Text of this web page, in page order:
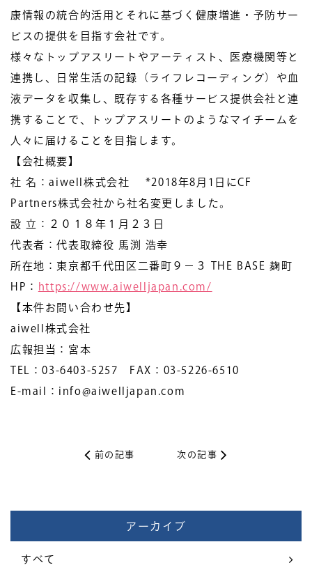
康情報の統合的活用とそれに基づく健康増進・予防サー
ビスの提供を目指す会社です。
様々なトップアスリートやアーティスト、医療機関等と
連携し、日常生活の記録（ライフレコーディング）や血
液データを収集し、既存する各種サービス提供会社と連
携することで、トップアスリートのようなマイチームを
人々に届けることを目指します。
【会社概要】
社 名：aiwell株式会社 *2018年8月1日にCF
Partners株式会社から社名変更しました。
設 立：２０１８年１月２３日
代表者：代表取締役 馬渕 浩幸
所在地：東京都千代田区二番町９−３ THE BASE 麹町
HP：
https://www.aiwelljapan.com/
【本件お問い合わせ先】
aiwell株式会社
広報担当：宮本
TEL：03-6403-5257 FAX：03-5226-6510
E-mail：info@aiwelljapan.com
前の記事 次の記事
アーカイブ
すべて